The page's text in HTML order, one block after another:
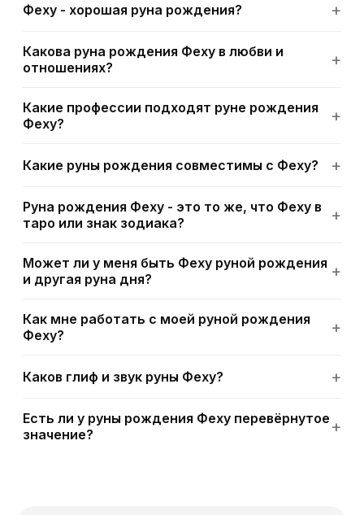
Феху - хорошая руна рождения?
Какова руна рождения Феху в любви и
отношениях?
Какие профессии подходят руне рождения
Феху?
Какие руны рождения совместимы с Феху?
Руна рождения Феху - это то же, что Феху в
таро или знак зодиака?
Может ли у меня быть Феху руной рождения
и другая руна дня?
Как мне работать с моей руной рождения
Феху?
Каков глиф и звук руны Феху?
Есть ли у руны рождения Феху перевёрнутое
значение?